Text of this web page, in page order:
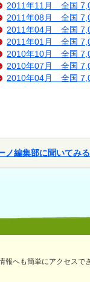
2011年11月 全国
2011年08月 全国
2011年04月 全国
2011年01月 全国
2010年10月 全国
2010年07月 全国
2010年04月 全国
ノ編集部に聞いてみる
報へも簡単にアクセスで